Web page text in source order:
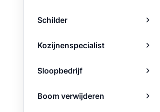
Schilder
Kozijnenspecialist
Sloopbedrijf
Boom verwijderen